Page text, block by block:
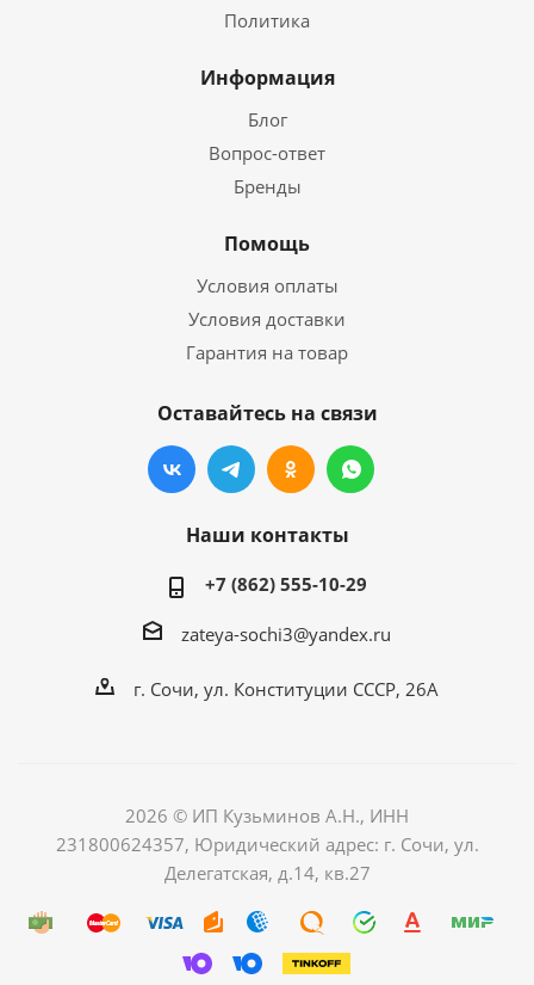
Политика
Информация
Блог
Вопрос-ответ
Бренды
Помощь
Условия оплаты
Условия доставки
Гарантия на товар
Оставайтесь на связи
Наши контакты
+7 (862) 555-10-29
zateya-sochi3@yandex.ru
г. Сочи, ул. Конституции СССР, 26А
2026 © ИП Кузьминов А.Н., ИНН
231800624357, Юридический адрес: г. Сочи, ул.
Делегатская, д.14, кв.27